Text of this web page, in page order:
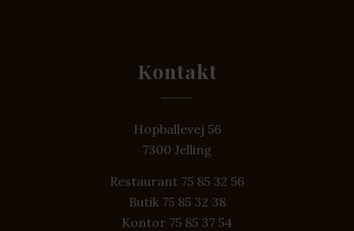
Kontakt
Hopballevej 56
7300 Jelling
Restaurant 75 85 32 56
Butik 75 85 32 38
Kontor 75 85 37 54